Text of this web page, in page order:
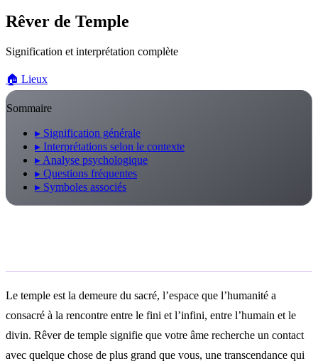
Rêver de Temple
Signification et interprétation complète
🏠 Lieux
Sommaire
▸ Signification générale
▸ Interprétations selon le contexte
▸ Analyse psychologique
▸ Questions fréquentes
▸ Symboles associés
Le temple est la demeure du sacré, l’espace que l’humanité a
consacré à la rencontre entre le fini et l’infini, entre l’humain et le
divin. Rêver de temple signifie que votre âme recherche un contact
avec quelque chose de plus grand que vous, une transcendance qui